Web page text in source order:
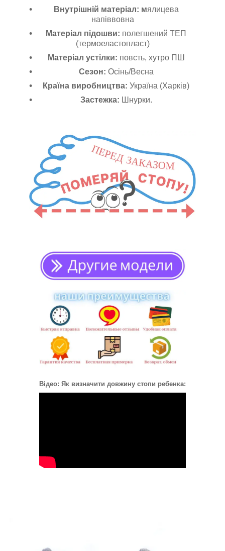
Внутрішній матеріал: мялицева
напіввовна
Матеріал підошви: полегшений ТЕП
(термоеластопласт)
Матеріал устілки: повсть, хутро ПШ
Сезон: Осінь/Весна
Країна виробництва: Україна (Харків)
Застежка: Шнурки.
Відео: Як визначити довжину стопи ребенка: